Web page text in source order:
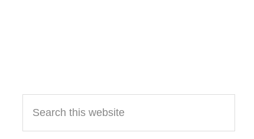
Primary
Sidebar
this
website